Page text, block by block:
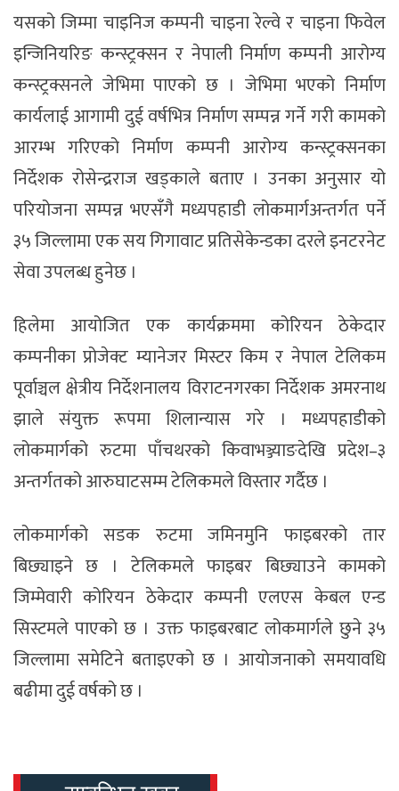
यसको जिम्मा चाइनिज कम्पनी चाइना रेल्वे र चाइना फिवेल
इन्जिनियरिङ कन्स्ट्रक्सन र नेपाली निर्माण कम्पनी आरोग्य
कन्स्ट्रक्सनले जेभिमा पाएको छ । जेभिमा भएको निर्माण
कार्यलाई आगामी दुई वर्षभित्र निर्माण सम्पन्न गर्ने गरी कामको
आरम्भ गरिएको निर्माण कम्पनी आरोग्य कन्स्ट्रक्सनका
निर्देशक रोसेन्द्रराज खड्काले बताए । उनका अनुसार यो
परियोजना सम्पन्न भएसँगै मध्यपहाडी लोकमार्गअन्तर्गत पर्ने
३५ जिल्लामा एक सय गिगावाट प्रतिसेकेन्डका दरले इनटरनेट
सेवा उपलब्ध हुनेछ ।
हिलेमा आयोजित एक कार्यक्रममा कोरियन ठेकेदार
कम्पनीका प्रोजेक्ट म्यानेजर मिस्टर किम र नेपाल टेलिकम
पूर्वाञ्चल क्षेत्रीय निर्देशनालय विराटनगरका निर्देशक अमरनाथ
झाले संयुक्त रूपमा शिलान्यास गरे । मध्यपहाडीको
लोकमार्गको रुटमा पाँचथरको किवाभञ्ज्याङदेखि प्रदेश–३
अन्तर्गतको आरुघाटसम्म टेलिकमले विस्तार गर्दैछ ।
लोकमार्गको सडक रुटमा जमिनमुनि फाइबरको तार
बिछ्याइने छ । टेलिकमले फाइबर बिछ्याउने कामको
जिम्मेवारी कोरियन ठेकेदार कम्पनी एलएस केबल एन्ड
सिस्टमले पाएको छ । उक्त फाइबरबाट लोकमार्गले छुने ३५
जिल्लामा समेटिने बताइएको छ । आयोजनाको समयावधि
बढीमा दुई वर्षको छ ।